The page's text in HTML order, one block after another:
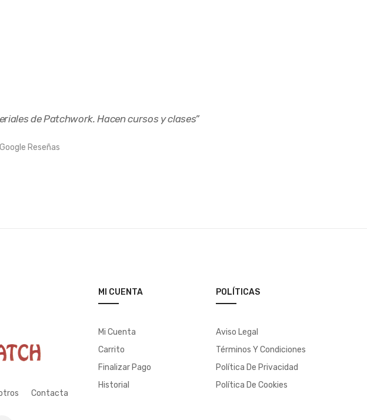
de Patchwork. Hacen cursos y clases”
Google Reseñas
Contacta
MI CUENTA
Mi Cuenta
Carrito
Finalizar Pago
Historial
POLÍTICAS
Aviso Legal
Términos Y Condiciones
Política De Privacidad
Política De Cookies